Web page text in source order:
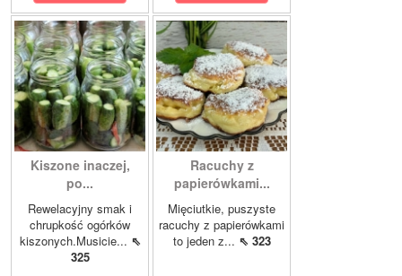
Kiszone inaczej,
po...
Rewelacyjny smak i
chrupkość ogórków
kiszonych.Musicie... ⇖
325
Racuchy z
papierówkami...
Mięciutkie, puszyste
racuchy z papierówkami
to jeden z... ⇖ 323